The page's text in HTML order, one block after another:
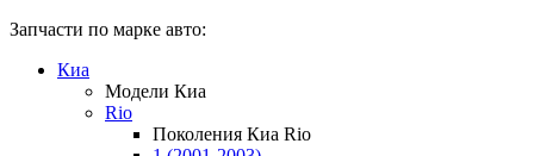
Запчасти по марке авто:
Киа
Модели Киа
Rio
Поколения Киа Rio